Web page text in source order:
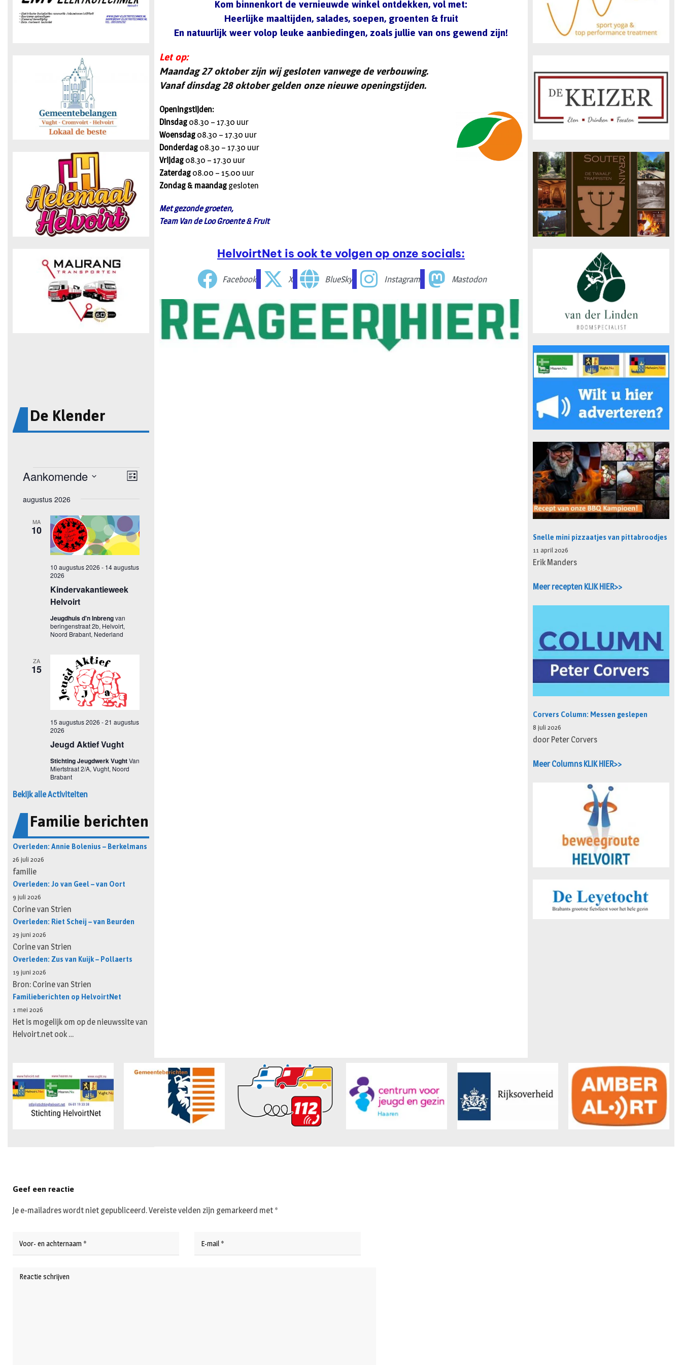
De Klender
Bekijk alle Activiteiten
Familie berichten
Overleden: Annie Bolenius – Berkelmans
26 juli 2026
familie
Overleden: Jo van Geel – van Oort
9 juli 2026
Corine van Strien
Overleden: Riet Scheij – van Beurden
29 juni 2026
Corine van Strien
Overleden: Zus van Kuijk – Pollaerts
19 juni 2026
Bron: Corine van Strien
Familieberichten op HelvoirtNet
1 mei 2026
Het is mogelijk om op de nieuwssite van
Helvoirt.net ook …
Kom binnenkort de vernieuwde winkel ontdekken, vol met:
Heerlijke maaltijden, salades, soepen, groenten & fruit
En natuurlijk weer volop leuke aanbiedingen, zoals jullie van ons gewend zijn!
Let op:
Maandag 27 oktoberzijn wij gesloten vanwege de verbouwing.
Vanafdinsdag 28 oktobergelden onzenieuwe openingstijden.
Openingstijden:
Dinsdag 08.30 – 17.30 uur
Woensdag 08.30 – 17.30 uur
Donderdag 08.30 – 17.30 uur
Vrijdag 08.30 – 17.30 uur
Zaterdag 08.00 – 15.00 uur
Zondag & maandag gesloten
Met gezonde groeten,
Team Van de Loo Groente & Fruit
HelvoirtNet is ook te volgen op onze socials:
Facebook X BlueSky Instagram Mastodon
Snelle mini pizzaatjes van pittabroodjes
11 april 2026
Erik Manders
Meer recepten KLIK HIER>>
Corvers Column: Messen geslepen
8 juli 2026
door Peter Corvers
Meer Columns KLIK HIER>>
Geef een reactie
Je e-mailadres wordt niet gepubliceerd.Vereiste velden zijn gemarkeerd met *